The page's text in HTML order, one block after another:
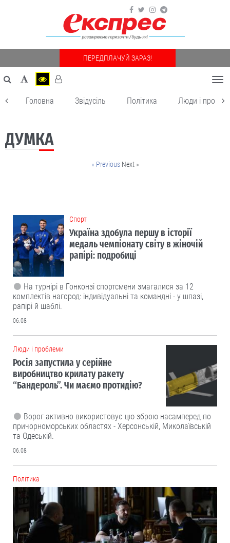
ПЕРЕДПЛАЧУЙ ЗАРАЗ!
Головна Звідусіль Політика Люди і
ДУМКА
« Previous Next »
Cпорт
Україна здобула першу в історії
медаль чемпіонату світу в жіночій
рапірі: подробиці
На турнірі в Гонконзі спортсмени змагалися за 12
комплектів нагород: індивідуальні та командні - у шпазі,
рапірі й шаблі.
06.08
Люди і проблеми
Росія запустила у серійне
виробництво крилату ракету
“Бандероль”. Чи маємо протидію?
Ворог активно використовує цю зброю насамперед по
причорноморських областях - Херсонській, Миколаївській
та Одеській.
06.08
Політика